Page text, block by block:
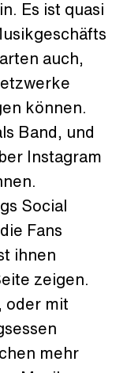
Es ist quasi
auch,
können.
Band, und
Instagram
Social
Fans
ihnen
zeigen.
oder mit
mehr